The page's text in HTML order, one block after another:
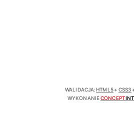
WALIDACJA:HTML5+CSS3
WYKONANIECONCEPT